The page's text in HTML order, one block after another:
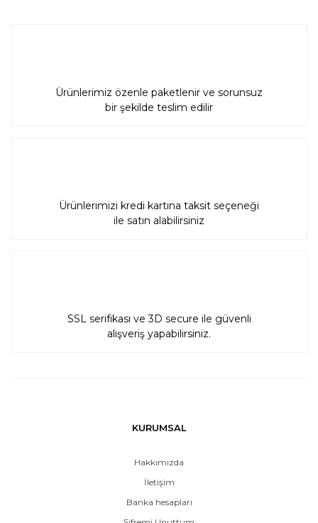
Ürünlerimiz özenle paketlenir ve sorunsuz
bir şekilde teslim edilir
Ürünlerimizi kredi kartına taksit seçeneği
ile satın alabilirsiniz
SSL serifikası ve 3D secure ile güvenli
alışveriş yapabilirsiniz.
KURUMSAL
Hakkımızda
İletişim
Banka hesapları